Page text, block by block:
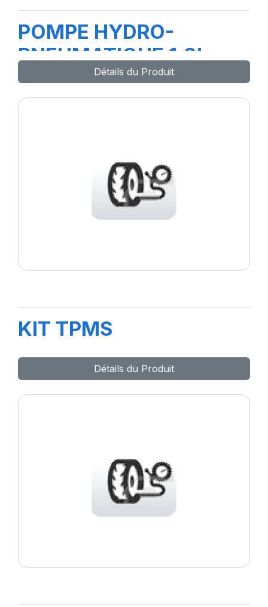
POMPE HYDRO-
PNEUMATIQUE 1.3L
Détails du Produit
KIT TPMS
Détails du Produit